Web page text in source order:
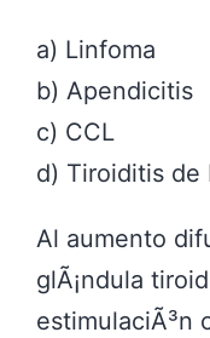
a) Linfoma
b) Apendicitis
c) CCL
d) Tiroiditis de
Al aumento
glÃ¡ndula
estimulaciÃ³n